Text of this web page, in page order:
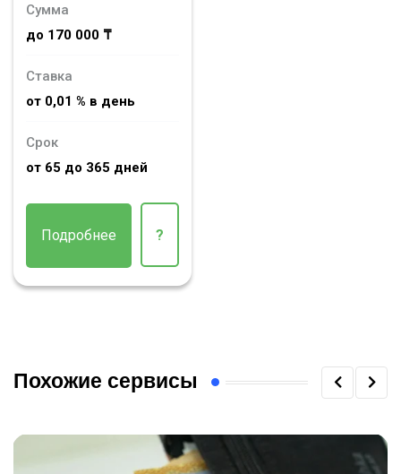
Сумма
до 170 000 ₸
Ставка
от 0,01 % в день
Срок
от 65 до 365 дней
Подробнее ?
Похожие сервисы